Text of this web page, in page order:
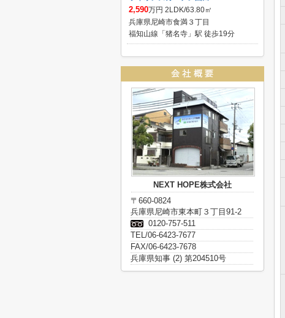
2,590万円 2LDK/63.80㎡
兵庫県尼崎市食満３丁目
福知山線「猪名寺」駅 徒歩19分
NEXT HOPE株式会社
〒660-0824
兵庫県尼崎市東本町３丁目91-2
0120-757-511
TEL/06-6423-7677
FAX/06-6423-7678
兵庫県知事 (2) 第204510号